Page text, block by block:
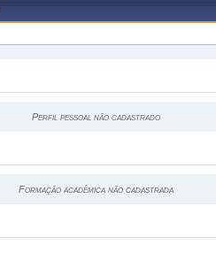
Perfil pessoal não cadastrado
Formação acadêmica não cadastrada